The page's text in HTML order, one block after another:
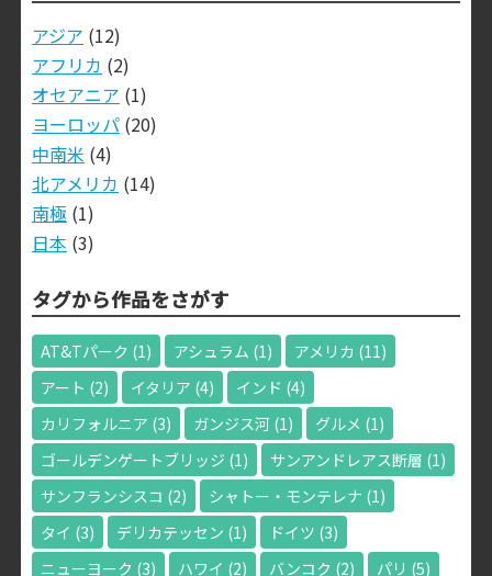
アジア (12)
アフリカ (2)
オセアニア (1)
ヨーロッパ(20)
中南米 (4)
北アメリカ (14)
南極 (1)
日本 (3)
タグから作品をさがす
AT&Tパーク (1) アシュラム (1) アメリカ (11)
アート (2) イタリア (4) インド (4)
カリフォルニア (3) ガンジス河(1) グルメ (1)
ゴールデンゲートブリッジ (1) サンアンドレアス断層 (1)
サンフランシスコ (2) シャトー・モンテレナ (1)
タイ (3) デリカテッセン (1) ドイツ (3)
ニューヨーク (3) ハワイ (2) バンコク (2) パリ (5)